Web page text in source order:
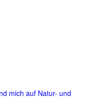
mich auf Natur- und